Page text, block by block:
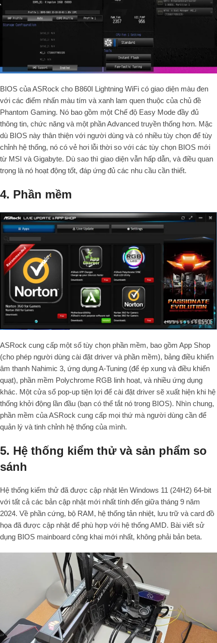
BIOS của ASRock cho B860I Lightning WiFi có giao diện màu đen
với các điểm nhấn màu tím và xanh lam quen thuộc của chủ đề
Phantom Gaming. Nó bao gồm một Chế độ Easy Mode đầy đủ
thông tin, chức năng và một phần Advanced truyền thống hơn. Mặc
dù BIOS này thân thiện với người dùng và có nhiều tùy chọn để tùy
chỉnh hệ thống, nó có vẻ hơi lỗi thời so với các tùy chọn BIOS mới
từ MSI và Gigabyte. Dù sao thì giao diện vẫn hấp dẫn, và điều quan
trọng là nó hoạt động tốt, đáp ứng đủ các nhu cầu cần thiết.
4. Phần mềm
ASRock cung cấp một số tùy chọn phần mềm, bao gồm App Shop
(cho phép người dùng cài đặt driver và phần mềm), bảng điều khiển
âm thanh Nahimic 3, ứng dụng A-Tuning (để ép xung và điều khiển
quạt), phần mềm Polychrome RGB linh hoạt, và nhiều ứng dụng
khác. Một cửa sổ pop-up tiện lợi để cài đặt driver sẽ xuất hiện khi hệ
thống khởi động lần đầu (bạn có thể tắt nó trong BIOS). Nhìn chung,
phần mềm của ASRock cung cấp mọi thứ mà người dùng cần để
quản lý và tinh chỉnh hệ thống của mình.
5. Hệ thống kiểm thử và sản phẩm so
sánh
Hệ thống kiểm thử đã được cập nhật lên Windows 11 (24H2) 64-bit
với tất cả các bản cập nhật mới nhất tính đến giữa tháng 9 năm
2024. Về phần cứng, bộ RAM, hệ thống tản nhiệt, lưu trữ và card đồ
họa đã được cập nhật để phù hợp với hệ thống AMD. Bài viết sử
dụng BIOS mainboard công khai mới nhất, không phải bản beta.